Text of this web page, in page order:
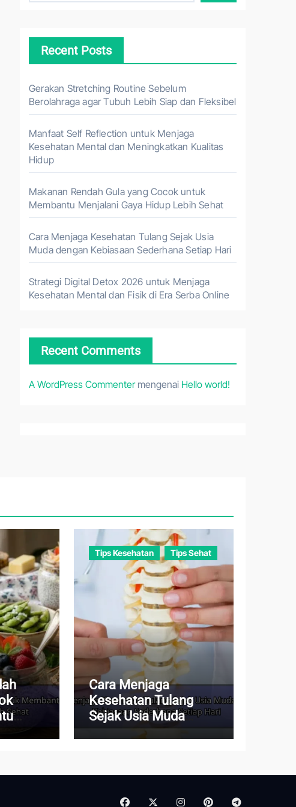
Recent Posts
Gerakan Stretching Routine Sebelum
Berolahraga agar Tubuh Lebih Siap dan Fleksibel
Manfaat Self Reflection untuk Menjaga
Kesehatan Mental dan Meningkatkan Kualitas
Hidup
Makanan Rendah Gula yang Cocok untuk
Membantu Menjalani Gaya Hidup Lebih Sehat
Cara Menjaga Kesehatan Tulang Sejak Usia
Muda dengan Kebiasaan Sederhana Setiap Hari
Strategi Digital Detox 2026 untuk Menjaga
Kesehatan Mental dan Fisik di Era Serba Online
Recent Comments
A WordPress Commentermengenai Hello world!
Tips Kesehatan Tips Sehat
Cara Menjaga
Kesehatan Tulang
Sejak Usia Muda
dengan Kebiasaan